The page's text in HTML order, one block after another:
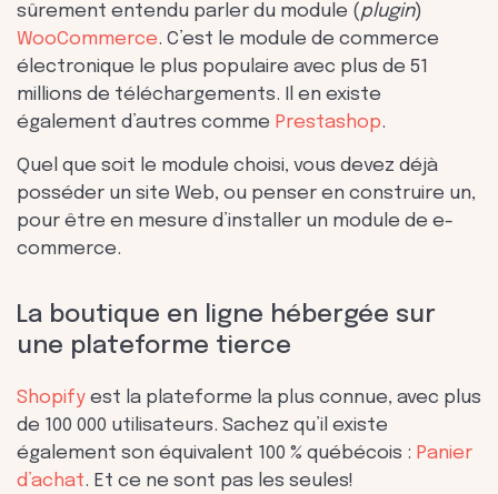
sûrement entendu parler du module (plugin)
WooCommerce. C’est le module de commerce
électronique le plus populaire avec plus de 51
millions de téléchargements. Il en existe
également d’autres comme Prestashop.
Quel que soit le module choisi, vous devez déjà
posséder un site Web, ou penser en construire un,
pour être en mesure d’installer un module de e-
commerce.
La boutique en ligne hébergée sur
une plateforme tierce
Shopify est la plateforme la plus connue, avec plus
de 100 000 utilisateurs. Sachez qu’il existe
également son équivalent 100 % québécois : Panier
d’achat. Et ce ne sont pas les seules!